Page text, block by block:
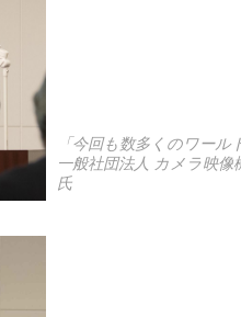
「今回も数多くのワー
一般社団法人 カメラ映像
氏